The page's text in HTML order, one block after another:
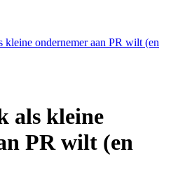
kleine ondernemer aan PR wilt (en
als kleine
PR wilt (en